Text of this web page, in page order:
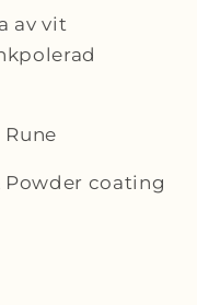
av vit
Rune
Powder coating